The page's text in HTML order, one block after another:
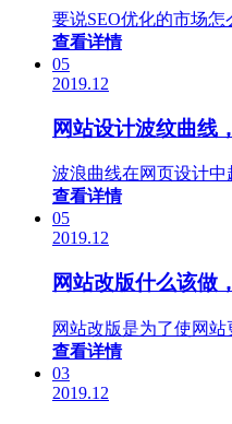
要说SEO优化的市场
查看详情
05
2019.12
网站设计波纹曲线
波浪曲线在网页设计
查看详情
05
2019.12
网站改版什么该做
网站改版是为了使网
查看详情
03
2019.12